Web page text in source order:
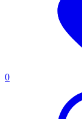
0